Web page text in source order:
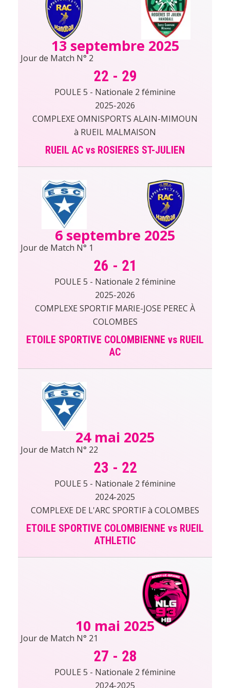
13 septembre 2025
Jour de Match N° 2
22 - 29
POULE 5 - Nationale 2 féminine
2025-2026
COMPLEXE OMNISPORTS ALAIN-MIMOUN
à RUEIL MALMAISON
RUEIL AC vs ROSIERES ST-JULIEN
6 septembre 2025
Jour de Match N° 1
26 - 21
POULE 5 - Nationale 2 féminine
2025-2026
COMPLEXE SPORTIF MARIE-JOSE PEREC À
COLOMBES
ETOILE SPORTIVE COLOMBIENNE vs RUEIL
AC
24 mai 2025
Jour de Match N° 22
23 - 22
POULE 5 - Nationale 2 féminine
2024-2025
COMPLEXE DE L'ARC SPORTIF à COLOMBES
ETOILE SPORTIVE COLOMBIENNE vs RUEIL
ATHLETIC
10 mai 2025
Jour de Match N° 21
27 - 28
POULE 5 - Nationale 2 féminine
2024-2025